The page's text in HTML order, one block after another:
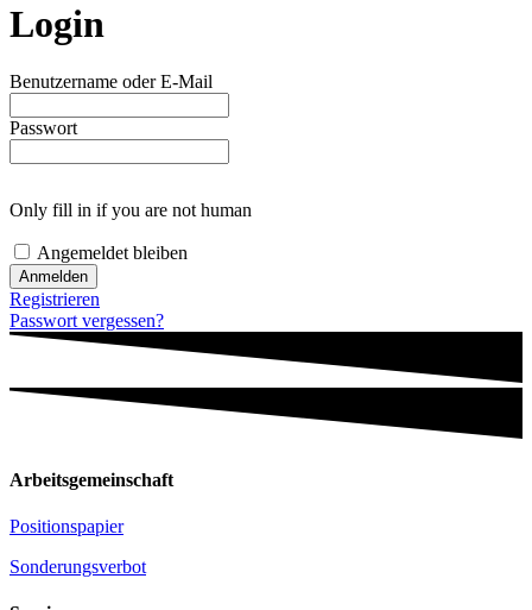
Login
Benutzername oder E-Mail
Passwort
Only fill in if you are not human
Angemeldet bleiben
Registrieren
Passwort vergessen?
Arbeitsgemeinschaft
Positionspapier
Sonderungsverbot